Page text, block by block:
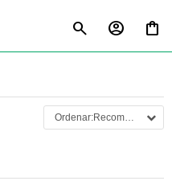
Recomendados